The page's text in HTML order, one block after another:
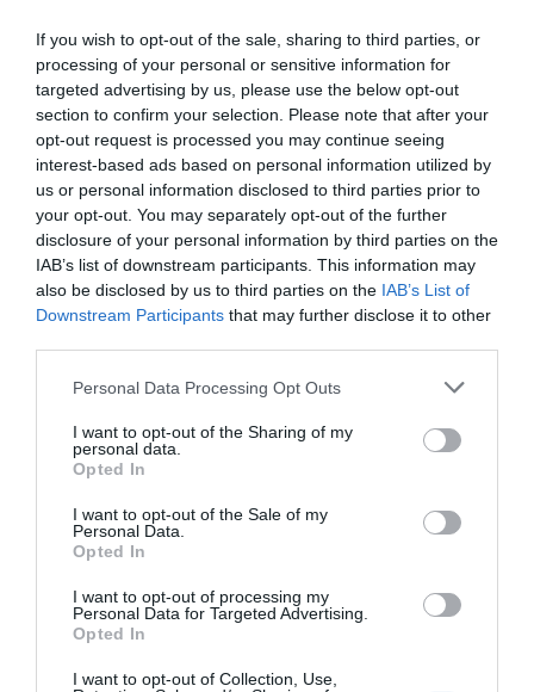
If you wish to opt-out of the sale, sharing to third parties, or
processing of your personal or sensitive information for
targeted advertising by us, please use the below opt-out
section to confirm your selection. Please note that after your
opt-out request is processed you may continue seeing
interest-based ads based on personal information utilized by
us or personal information disclosed to third parties prior to
your opt-out. You may separately opt-out of the further
disclosure of your personal information by third parties on the
IAB’s list of downstream participants. This information may
also be disclosed by us to third parties on the IAB’s List of
Downstream Participants that may further disclose it to other
Personal Data Processing Opt Outs
I want to opt-out of the Sharing of my
personal data.
Opted In
I want to opt-out of the Sale of my
Personal Data.
Opted In
I want to opt-out of processing my
Personal Data for Targeted Advertising.
Opted In
I want to opt-out of Collection, Use,